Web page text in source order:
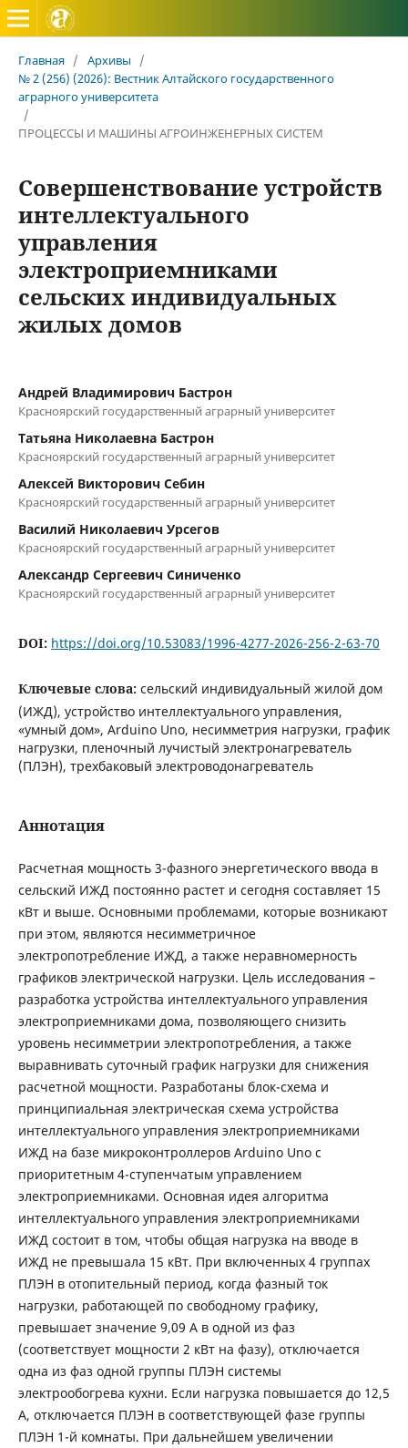
Вестник Алтайского государственного аграрного
Главная / Архивы
/
№ 2 (256) (2026): Вестник Алтайского государственного
аграрного университета
/
ПРОЦЕССЫ И МАШИНЫ АГРОИНЖЕНЕРНЫХ СИСТЕМ
Совершенствование устройств
интеллектуального
управления
электроприемниками
сельских индивидуальных
жилых домов
Андрей Владимирович Бастрон
Красноярский государственный аграрный университет
Татьяна Николаевна Бастрон
Красноярский государственный аграрный университет
Алексей Викторович Себин
Красноярский государственный аграрный университет
Василий Николаевич Урсегов
Красноярский государственный аграрный университет
Александр Сергеевич Синиченко
Красноярский государственный аграрный университет
DOI: https://doi.org/10.53083/1996-4277-2026-256-2-63-70
Ключевые слова: сельский индивидуальный жилой дом
(ИЖД), устройство интеллектуального управления,
«умный дом», Arduino Uno, несимметрия нагрузки, график
нагрузки, пленочный лучистый электронагреватель
(ПЛЭН), трехбаковый электроводонагреватель
Аннотация
Расчетная мощность 3-фазного энергетического ввода в
сельский ИЖД постоянно растет и сегодня составляет 15
кВт и выше. Основными проблемами, которые возникают
при этом, являются несимметричное
электропотребление ИЖД, а также неравномерность
графиков электрической нагрузки. Цель исследования –
разработка устройства интеллектуального управления
электроприемниками дома, позволяющего снизить
уровень несимметрии электропотребления, а также
выравнивать суточный график нагрузки для снижения
расчетной мощности. Разработаны блок-схема и
принципиальная электрическая схема устройства
интеллектуального управления электроприемниками
ИЖД на базе микроконтроллеров Arduino Uno с
приоритетным 4-ступенчатым управлением
электроприемниками. Основная идея алгоритма
интеллектуального управления электроприемниками
ИЖД состоит в том, чтобы общая нагрузка на вводе в
ИЖД не превышала 15 кВт. При включенных 4 группах
ПЛЭН в отопительный период, когда фазный ток
нагрузки, работающей по свободному графику,
превышает значение 9,09 А в одной из фаз
(соответствует мощности 2 кВт на фазу), отключается
одна из фаз одной группы ПЛЭН системы
электрообогрева кухни. Если нагрузка повышается до 12,5
А, отключается ПЛЭН в соответствующей фазе группы
ПЛЭН 1-й комнаты. При дальнейшем увеличении